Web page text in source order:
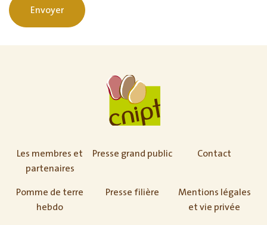
Envoyer
Les membres et
partenaires
Presse grand public Contact
Pomme de terre
hebdo
Presse filière
Mentions légales
et vie privée